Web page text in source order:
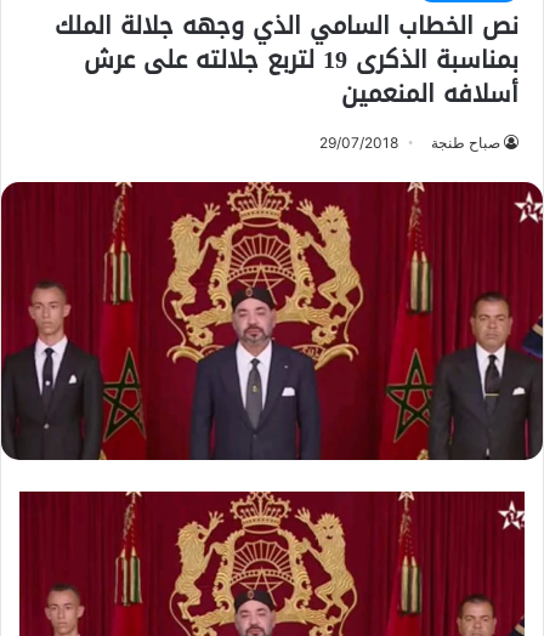
نص الخطاب السامي الذي وجهه جلالة الملك
بمناسبة الذكرى 19 لتربع جلالته على عرش
أسلافه المنعمين
صباح طنجة 29/07/2018